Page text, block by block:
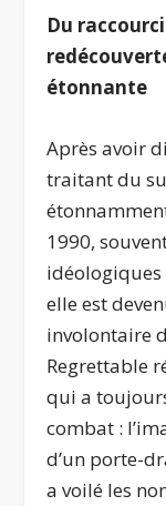
Du
étonnante
Après avoir
traitant du
1990,
elle est
involontaire
Regrettable
qui a
combat :
d’un porte-
a voilé les